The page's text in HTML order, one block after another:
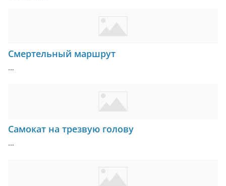
Смертельный маршрут
…
Самокат на трезвую голову
…